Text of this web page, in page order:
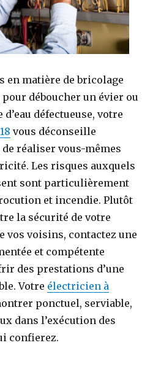
en matière de bricolage
déboucher un évier ou
défectueuse, votre
vous déconseille
réaliser vous-mêmes
Les risques auxquels
sont particulièrement
et incendie. Plutôt
la sécurité de votre
vos voisins, contactez une
et compétente
des prestations d’une
Votre électricien à
ponctuel, serviable,
dans l’exécution des
confierez.